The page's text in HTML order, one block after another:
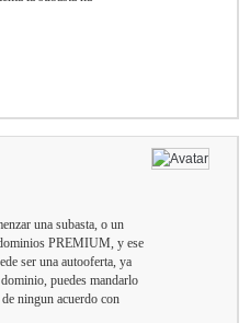
una subasta, o un
PREMIUM, y ese
ser una autooferta, ya
puedes mandarlo
ningun acuerdo con